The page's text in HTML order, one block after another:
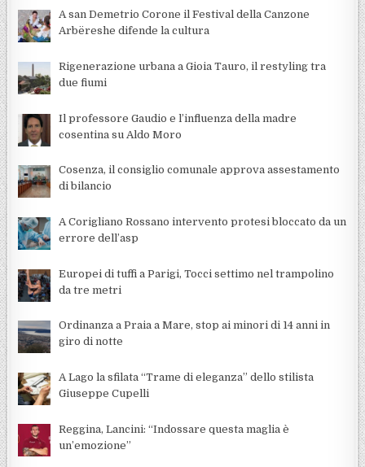
A san Demetrio Corone il Festival della Canzone
Arbëreshe difende la cultura
Rigenerazione urbana a Gioia Tauro, il restyling tra
due fiumi
Il professore Gaudio e l’influenza della madre
cosentina su Aldo Moro
Cosenza, il consiglio comunale approva assestamento
di bilancio
A Corigliano Rossano intervento protesi bloccato da un
errore dell’asp
Europei di tuffi a Parigi, Tocci settimo nel trampolino
da tre metri
Ordinanza a Praia a Mare, stop ai minori di 14 anni in
giro di notte
A Lago la sfilata “Trame di eleganza” dello stilista
Giuseppe Cupelli
Reggina, Lancini: “Indossare questa maglia è
un’emozione”